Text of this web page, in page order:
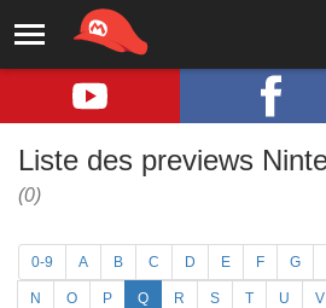
Liste des previews
(0)
0-9 A B C D E F G
N O P Q R S T U V